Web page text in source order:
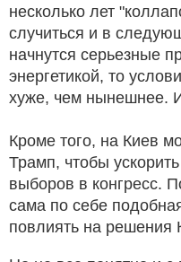
несколько лет
случиться и в
начнутся серьезные
энергетикой, то
хуже, чем нынешнее.
Кроме того, на Киев
Трамп, чтобы
выборов в конгресс.
сама по себе
повлиять на решения